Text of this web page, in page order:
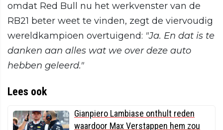
omdat Red Bull nu het werkvenster van de
RB21 beter weet te vinden, zegt de viervoudig
wereldkampioen overtuigend: "Ja. En dat is te
danken aan alles wat we over deze auto
hebben geleerd."
Lees ook
Gianpiero Lambiase onthult reden
waardoor Max Verstappen hem zou